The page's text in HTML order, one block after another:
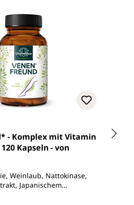
Bewertung von 4.7 von 5
- Komplex mit Vitamin
Kapseln - von
Weinlaub, Nattokinase,
Japanischem
und Mäusedorn